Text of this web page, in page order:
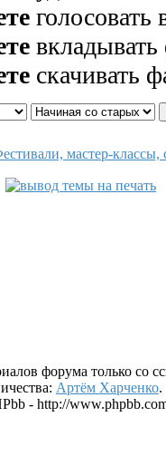
голосовать
скачивать
мастер-
форума только со
Артём Харченко.
- http://